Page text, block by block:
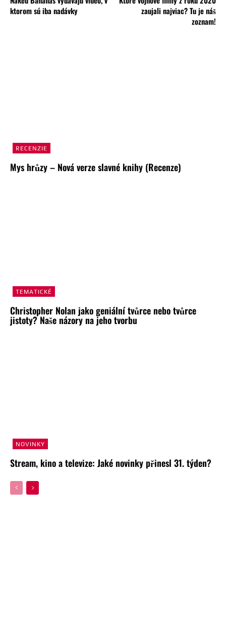
ktorom sú iba nadávky
zaujali najviac? Tu je náš
zoznam!
RECENZIE
Mys hrůzy – Nová verze slavné knihy (Recenze)
TEMATICKÉ
Christopher Nolan jako geniální tvůrce nebo tvůrce
jistoty? Naše názory na jeho tvorbu
NOVINKY
Stream, kino a televize: Jaké novinky přinesl 31. týden?